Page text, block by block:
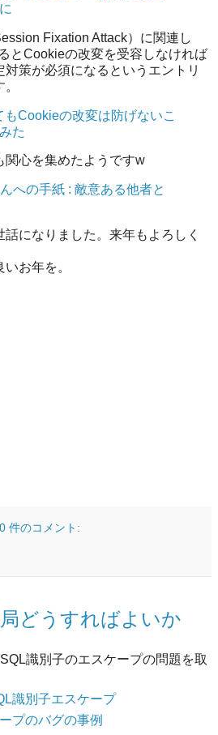
Fixation Attack）に関連し
とCookieの改変を受容しなければ
策が必須になるというエントリ
もCookieの改変は防げないこ
た
関心を集めたようですw
への手紙 : 敵意ある他者と
になりました。来年もよろしく
お年を。
0 件のコメント:
どうすればよいか
識別子のエスケープの問題を取
識別子エスケープ
プのバグの事例